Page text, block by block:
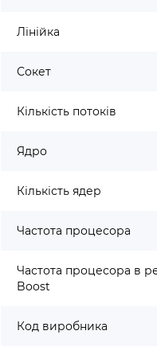
Лінійка
Сокет
Кількість потоків
Ядро
Кількість ядер
Частота процесора
Частота процесора в
Boost
Код виробника